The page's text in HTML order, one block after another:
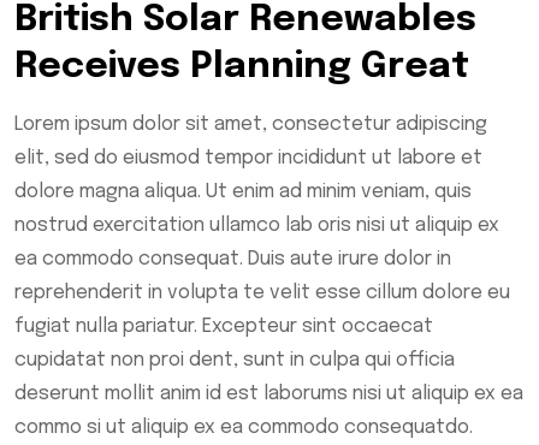
British Solar Renewables
Receives Planning Great
Lorem ipsum dolor sit amet, consectetur adipiscing
elit, sed do eiusmod tempor incididunt ut labore et
dolore magna aliqua. Ut enim ad minim veniam, quis
nostrud exercitation ullamco lab oris nisi ut aliquip ex
ea commodo consequat. Duis aute irure dolor in
reprehenderit in volupta te velit esse cillum dolore eu
fugiat nulla pariatur. Excepteur sint occaecat
cupidatat non proi dent, sunt in culpa qui officia
deserunt mollit anim id est laborums nisi ut aliquip ex ea
commo si ut aliquip ex ea commodo consequatdo.